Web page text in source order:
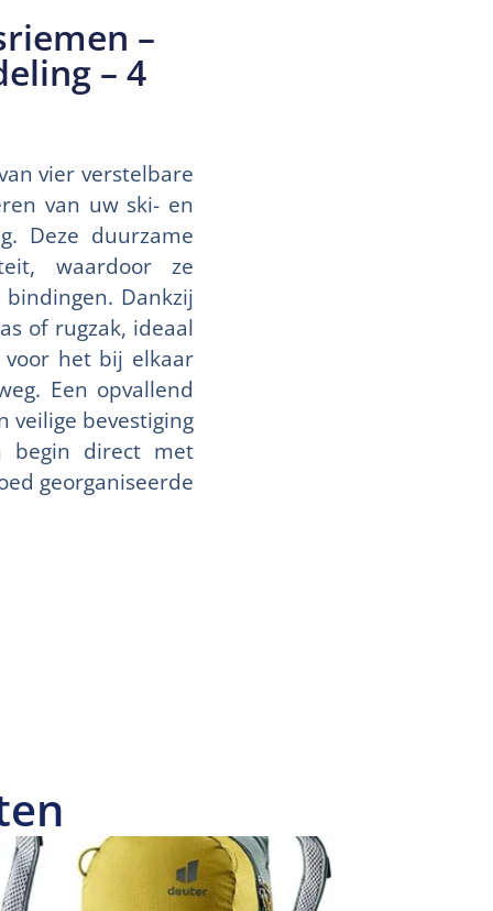
–
– 4
vier verstelbare
van uw ski- en
Deze duurzame
waardoor ze
Dankzij
of rugzak, ideaal
het bij elkaar
Een opvallend
veilige bevestiging
begin direct met
georganiseerde